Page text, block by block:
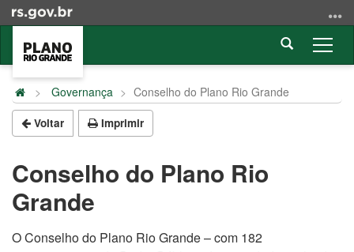
para
conteúdo
para
menu
para
busca
a
Abrir
a
Início
conteúdo
Governança Conselho do Plano Rio Grande
Voltar Imprimir
Conselho do Plano Rio
Grande
O Conselho do Plano Rio Grande – com 182